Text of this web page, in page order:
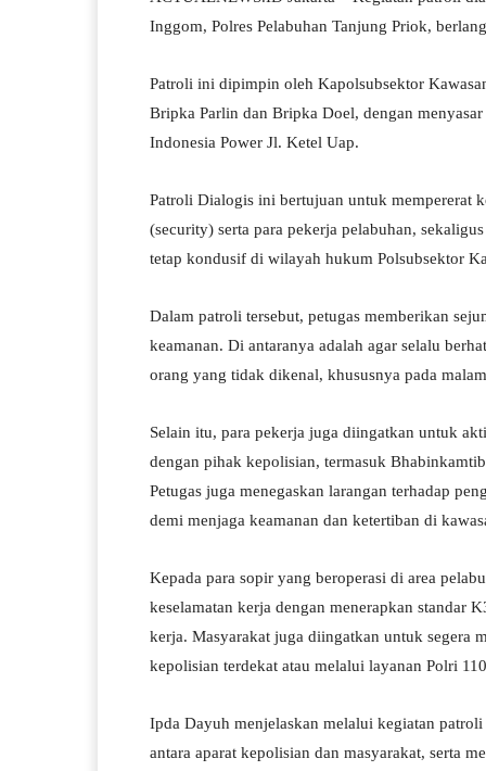
ts
A
pp
gr
m
bo tte re
Inggom, Polres Pelabuhan Tanjung Priok,
Patroli ini dipimpin oleh Kapolsubsektor
Bripka Parlin dan Bripka Doel, dengan
Indonesia Power Jl. Ketel Uap.
Patroli Dialogis ini bertujuan untuk mempererat
(security) serta para pekerja pelabuhan,
tetap kondusif di wilayah hukum Polsubsektor
Dalam patroli tersebut, petugas memberikan
keamanan. Di antaranya adalah agar selalu
orang yang tidak dikenal, khususnya pada
Selain itu, para pekerja juga diingatkan untuk
dengan pihak kepolisian, termasuk
Petugas juga menegaskan larangan terhadap
demi menjaga keamanan dan ketertiban di
Kepada para sopir yang beroperasi di area
keselamatan kerja dengan menerapkan standar
kerja. Masyarakat juga diingatkan untuk segera
kepolisian terdekat atau melalui layanan Polri
Ipda Dayuh menjelaskan melalui kegiatan
antara aparat kepolisian dan masyarakat, serta